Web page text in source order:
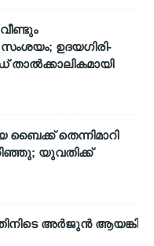
ഉദയഗിരി-
ബൈക്ക് തെന്നിമാറി
യുവതിക്ക്
അര്‍ജുന്‍ ആയങ്കി